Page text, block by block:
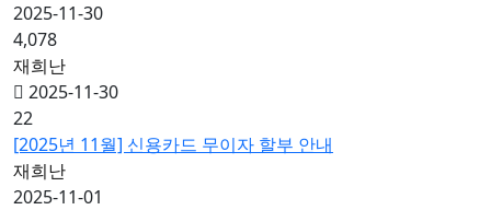
2025-11-30
4,078
재희난
2025-11-30
22
[2025년 11월] 신용카드 무이자 할부 안내
재희난
2025-11-01